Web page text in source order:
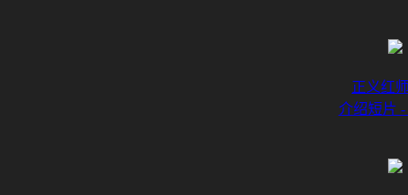
正义红
介绍短片